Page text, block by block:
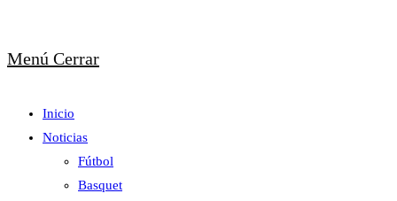
Menú Cerrar
Inicio
Noticias
Fútbol
Basquet